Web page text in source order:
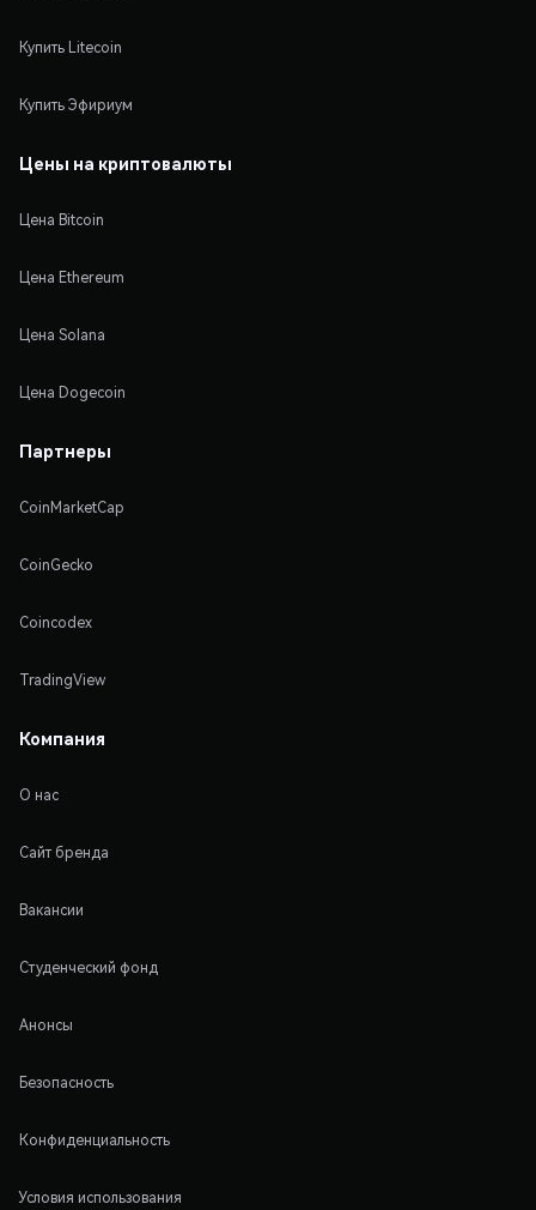
Купить Litecoin
Купить Эфириум
Цены на криптовалюты
Цена Bitcoin
Цена Ethereum
Цена Solana
Цена Dogecoin
Партнеры
CoinMarketCap
CoinGecko
Coincodex
TradingView
Компания
О нас
Сайт бренда
Вакансии
Студенческий фонд
Анонсы
Безопасность
Конфиденциальность
Условия использования